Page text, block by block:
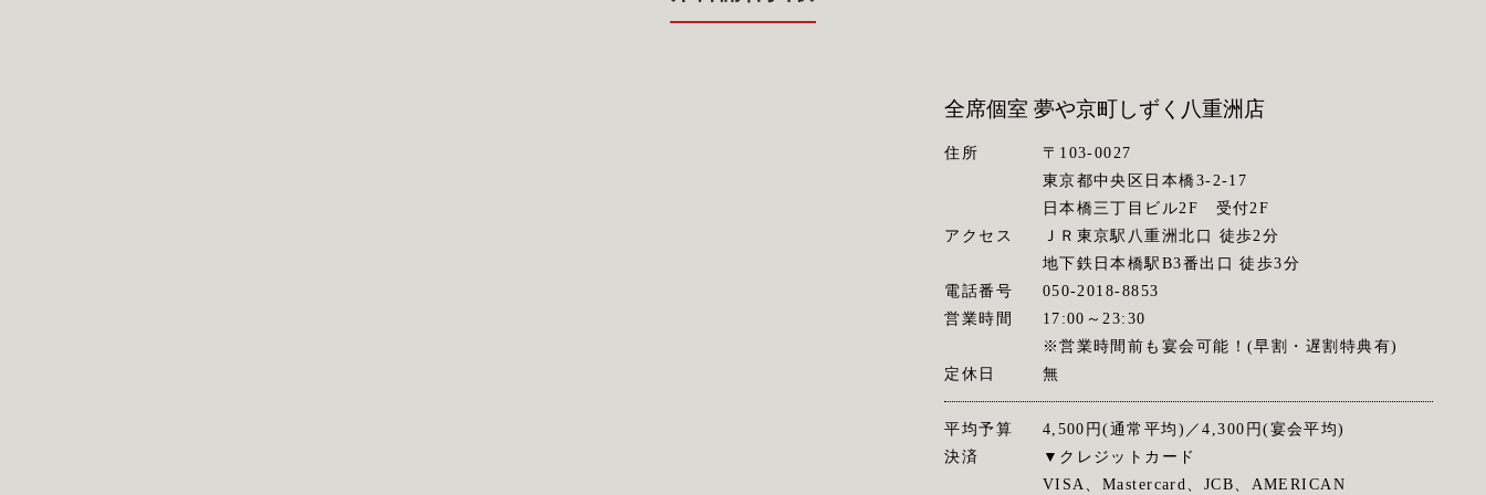
全席個室 夢や京町しずく 八重洲店
住所
〒103-0027
東京都中央区日本橋3-2-17
日本橋三丁目ビル2F 受付2F
アクセス
ＪＲ東京駅八重洲北口 徒歩2分
地下鉄日本橋駅B3番出口 徒歩3分
電話番号
050-2018-8853
営業時間
17:00～23:30
※営業時間前も宴会可能！(早割・遅割特典有)
定休日
無
平均予算
4,500円(通常平均)／4,300円(宴会平均)
決済
▼クレジットカード
VISA、Mastercard、JCB、AMERICAN